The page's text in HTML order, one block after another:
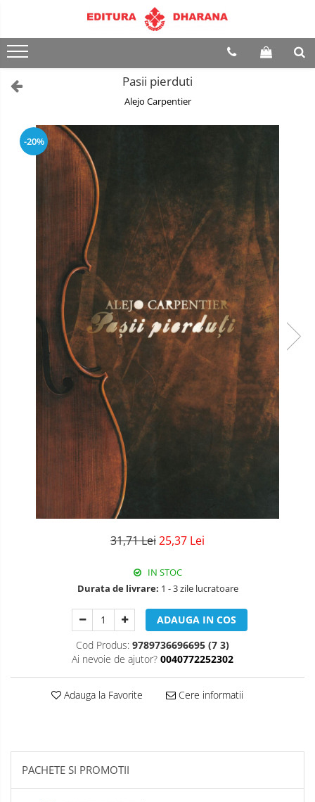
Pasii pierduti
Alejo Carpentier
-20%
31,71 Lei25,37 Lei
IN STOC
Durata de livrare: 1 - 3 zile lucratoare
ADAUGA IN COS
Cod Produs: 9789736696695 (7 3)
Ai nevoie de ajutor? 0040772252302
Adauga la Favorite Cere informatii
PACHETE SI PROMOTII